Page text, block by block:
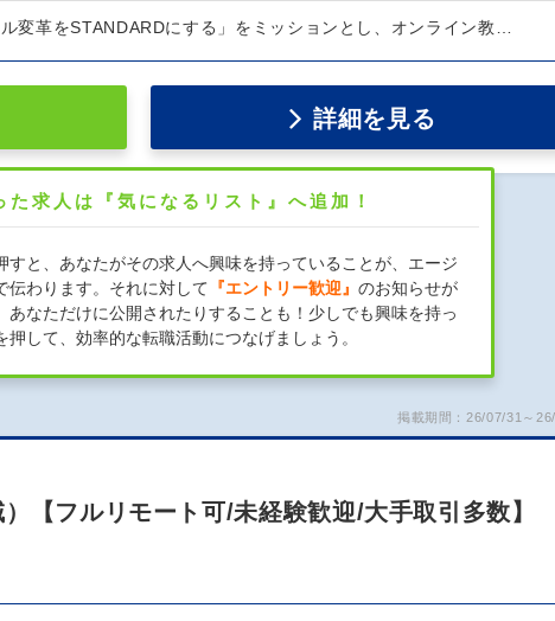
ル変革をSTANDARDにする」をミッションとし、オンライン教…
詳細を見る
た求人は『気になるリスト』へ追加！
すと、あなたがその求人へ興味を持っていることが、エージ
伝わります。それに対して 『エントリー歓迎』 のお知らせが
あなただけに公開されたりすることも！少しでも興味を持っ
して、効率的な転職活動につなげましょう。
掲載期間：26/07/31～
【フルリモート可/未経験歓迎/大手取引多数】